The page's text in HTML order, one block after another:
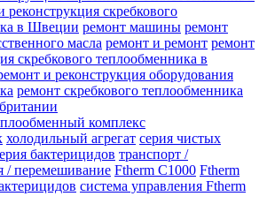
реконструкция скребкового
в Швеции ремонт машины ремонт
масла ремонт и ремонт ремонт
скребкового теплообменника в
и реконструкция оборудования
ремонт скребкового теплообменника
комплекс
холодильный агрегат серия чистых
бактерицидов транспорт /
/ перемешивание Ftherm C1000 Ftherm
система управления Ftherm